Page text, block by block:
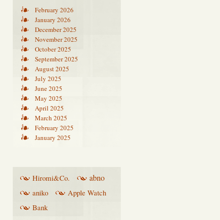
February 2026
January 2026
December 2025
November 2025
October 2025
September 2025
August 2025
July 2025
June 2025
May 2025
April 2025
March 2025
February 2025
January 2025
Hiromi&Co. abno
aniko
Apple Watch
Bank